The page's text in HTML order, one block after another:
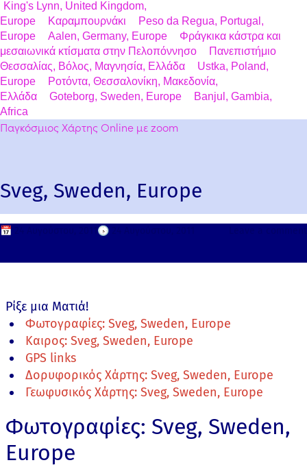
King's Lynn, United Kingdom,
Europe
Καραμπουρνάκι
Peso da Regua, Portugal,
Europe
Aalen, Germany, Europe
Φράγκικα κάστρα και
μεσαιωνικά κτίσματα στην Πελοπόννησο
Πανεπιστήμιο
Θεσσαλίας, Βόλος, Μαγνησία, Ελλάδα
Ustka, Poland,
Europe
Ροτόντα, Θεσσαλονίκη, Μακεδονία,
Ελλάδα
Goteborg, Sweden, Europe
Banjul, Gambia,
Africa
Παγκόσμιος Χάρτης Online με zoom
Sveg, Sweden, Europe
📅 🕟
Ρίξε μια Ματιά!
Φωτογραφίες: Sveg, Sweden, Europe
Καιρος: Sveg, Sweden, Europe
GPS links
Δορυφορικός Χάρτης: Sveg, Sweden, Europe
Γεωφυσικός Χάρτης: Sveg, Sweden, Europe
Φωτογραφίες: Sveg, Sweden,
Europe